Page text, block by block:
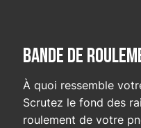
Bande de
À quoi ressemble
Scrutez le fond des
roulement de votre